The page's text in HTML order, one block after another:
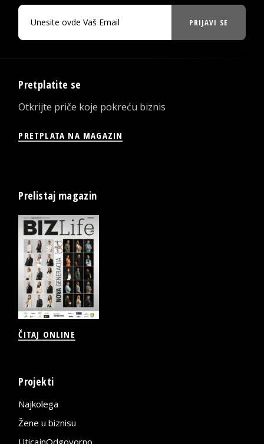
PRIJAVI SE
Pretplatite se
Otkrijte priče koje pokreću biznis
PRETPLATA NA MAGAZIN
Prelistaj magazin
ČITAJ ONLINE
Projekti
Najkolega
Žene u biznisu